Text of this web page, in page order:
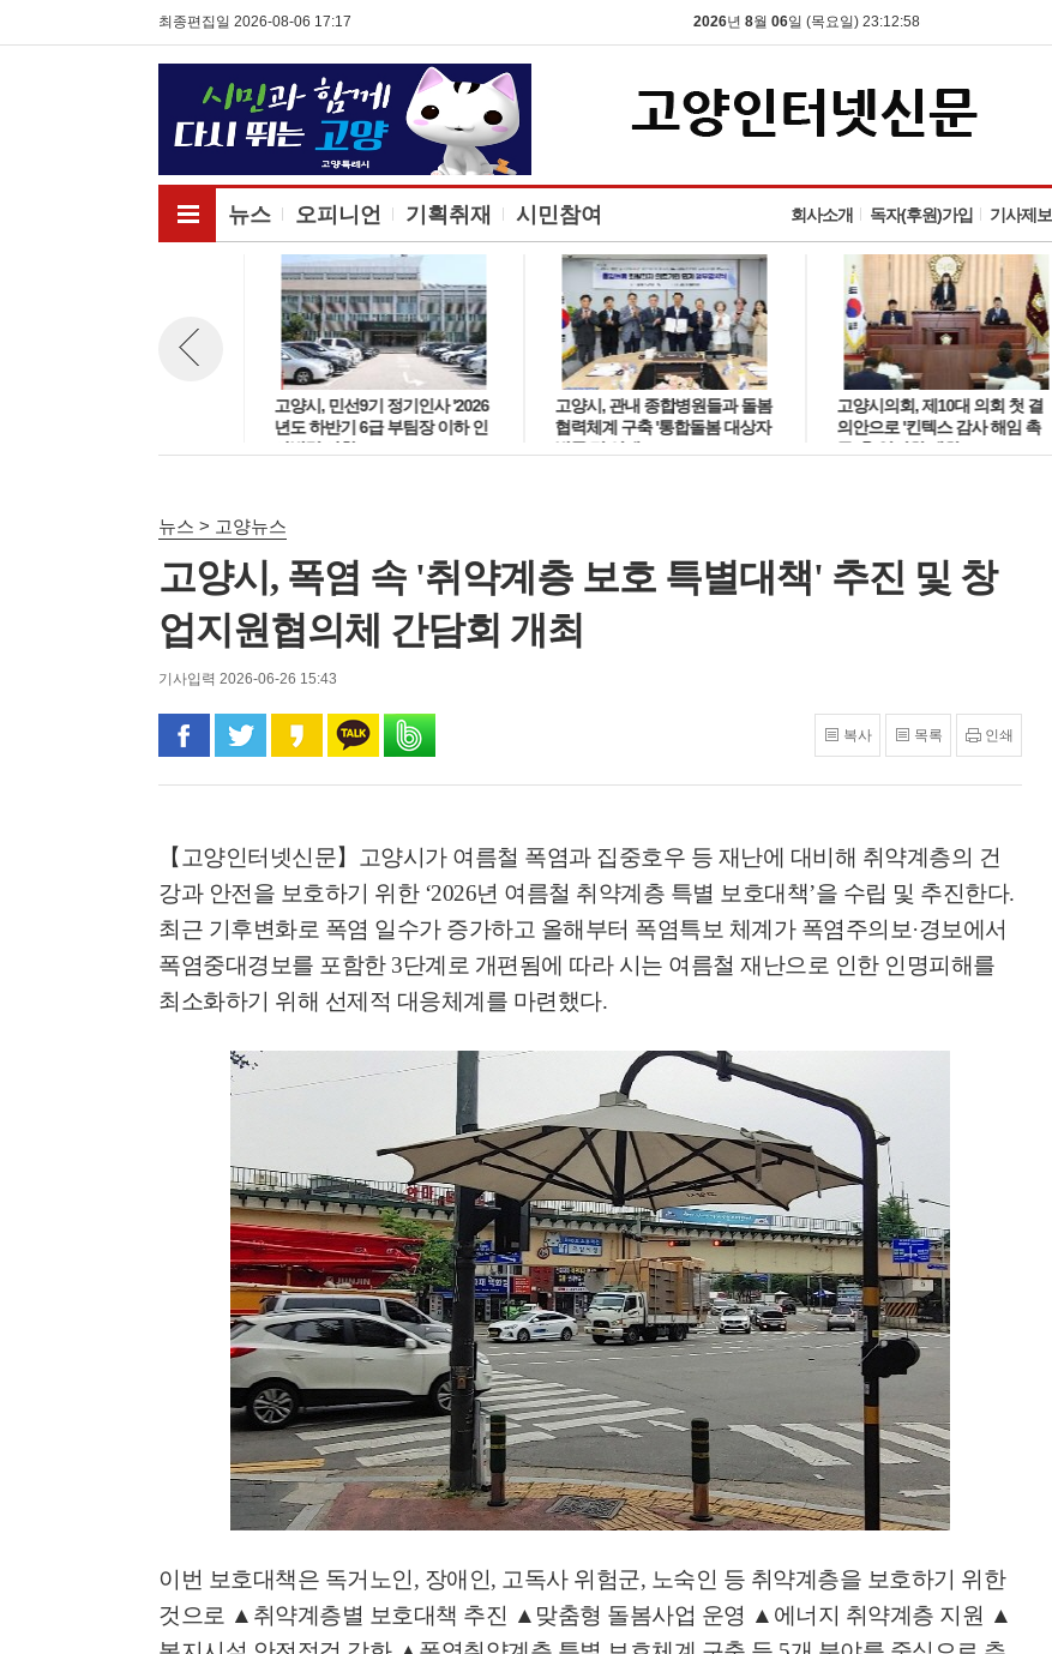
최종편집일 2026-08-06 17:17 2026년 8월 06일 (목요일) 23:12:59
뉴스 오피니언 기획취재 시민참여 회사소개 독자(후원)가입 기사제보
전체메뉴보기
고양시, 민선9기 정기인사 '2026
년도 하반기 6급 부팀장 이하 인
사발령 사항'
고양시, 관내 종합병원들과 돌봄
협력체계 구축 '통합돌봄 대상자
발굴 및 연계'
고양시의회, 제10대 의회 첫 결
의안으로 '킨텍스 감사 해임 촉
구' 후 임시회 폐회
뉴스 > 고양뉴스
고양시, 폭염 속 '취약계층 보호 특별대책' 추진 및 창
업지원협의체 간담회 개최
기사입력 2026-06-26 15:43
페이스북으로 공유
트위터로 공유카카오 스토리로 공유
카카오톡으로 공유
복사 목록 인쇄
【고양인터넷신문】
고양시가 여름철 폭염과 집중호우 등 재난에 대비해 취약계층의 건
강과 안전을 보호하기 위한 ‘2026년 여름철 취약계층 특별 보호대책’을 수립 및 추진한다.
최근 기후변화로 폭염 일수가 증가하고 올해부터 폭염특보 체계가 폭염주의보·경보에서
폭염중대경보를 포함한 3단계로 개편됨에 따라 시는 여름철 재난으로 인한 인명피해를
최소화하기 위해 선제적 대응체계를 마련했다.
이번 보호대책은 독거노인, 장애인, 고독사 위험군, 노숙인 등 취약계층을 보호하기 위한
것으로 ▲ 취약계층별 보호대책 추진 ▲ 맞춤형 돌봄사업 운영 ▲ 에너지 취약계층 지원 ▲
'멈춘 고양, 다시 뛰게!' 민경선 고양
시장 취임
민선8기 마무리 한 이동환 고양시장
이임식
'제38회 고양행주문화제' 행주산성
일대 개최
고양시 폭염특보에 '도로 살수차' 전
물향기수목원 무궁화 절정 '50여 품
종 감상'
민경선 시장, 2026 고양시장배 볼링
대회 시구